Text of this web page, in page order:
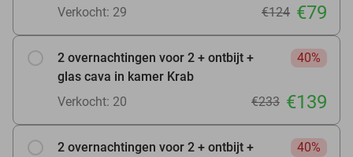
Verkocht: 29 €124 €79
2 overnachtingen voor 2 + ontbijt +
glas cava in kamer Krab
40%
Verkocht: 20 €233 €139
2 overnachtingen voor 2 + ontbijt +
40%